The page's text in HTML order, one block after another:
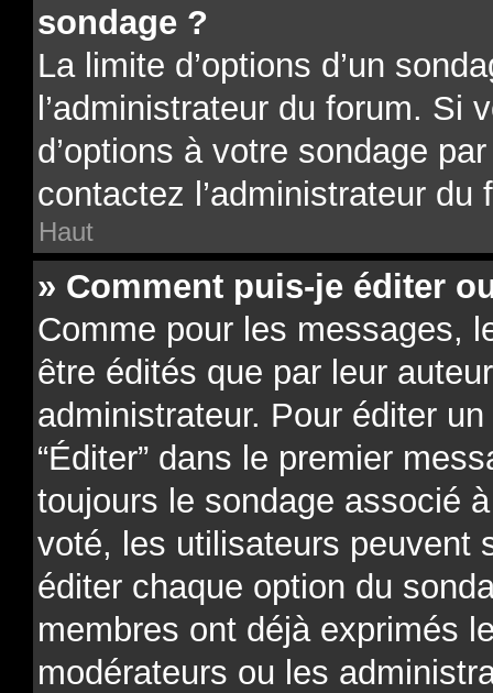
sondage ?
La limite d’options d’un
l’administrateur du forum. Si
d’options à votre sondage
contactez l’administrateur du
Haut
» Comment puis-je éditer
Comme pour les messages,
être édités que par leur
administrateur. Pour éditer
“Éditer” dans le premier
toujours le sondage associé
voté, les utilisateurs peuvent
éditer chaque option du
membres ont déjà exprimés
modérateurs ou les